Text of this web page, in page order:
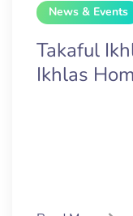
News & Events
Takaful
Ikhlas